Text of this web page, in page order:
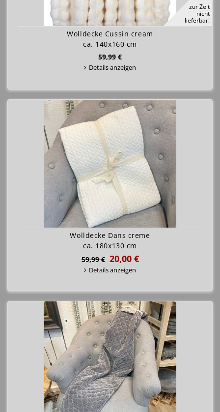
zur Zeit
nicht
lieferbar!
Wolldecke Cussin cream
ca. 140x160 cm
59,99 €
Details anzeigen
Wolldecke Dans creme
ca. 180x130 cm
59,99 € 20,00 €
Details anzeigen